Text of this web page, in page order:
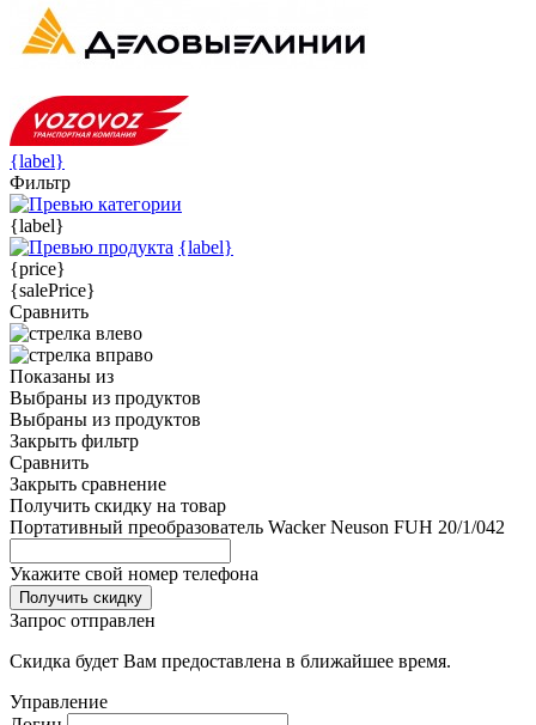
{label}
Фильтр
{label}
{label}
{price}
{salePrice}
Сравнить
Показаны из
Выбраны из продуктов
Выбраны из продуктов
Закрыть фильтр
Сравнить
Закрыть сравнение
Получить скидку на товар
Портативный преобразователь Wacker Neuson FUH 20/1/042
Укажите свой номер телефона
Получить скидку
Запрос отправлен
Скидка будет Вам предоставлена в ближайшее время.
Управление